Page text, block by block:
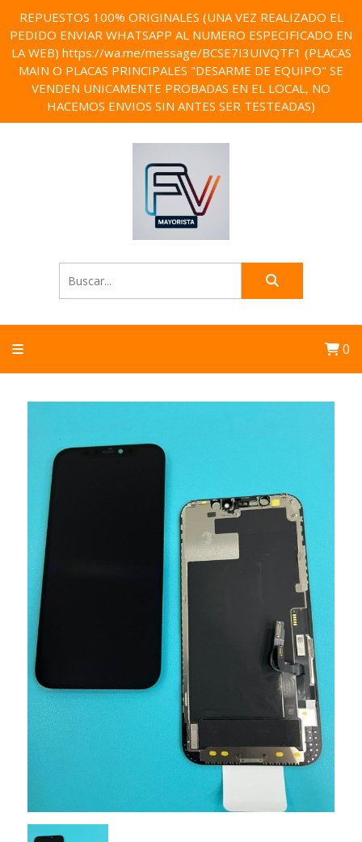
REPUESTOS 100% ORIGINALES (UNA VEZ REALIZADO EL
PEDIDO ENVIAR WHATSAPP AL NUMERO ESPECIFICADO EN
LA WEB) https://wa.me/message/BCSE7I3UIVQTF1 (PLACAS
MAIN O PLACAS PRINCIPALES "DESARME DE EQUIPO" SE
VENDEN UNICAMENTE PROBADAS EN EL LOCAL, NO
HACEMOS ENVIOS SIN ANTES SER TESTEADAS)
0